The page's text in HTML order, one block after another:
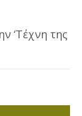
‘Τέχνη της